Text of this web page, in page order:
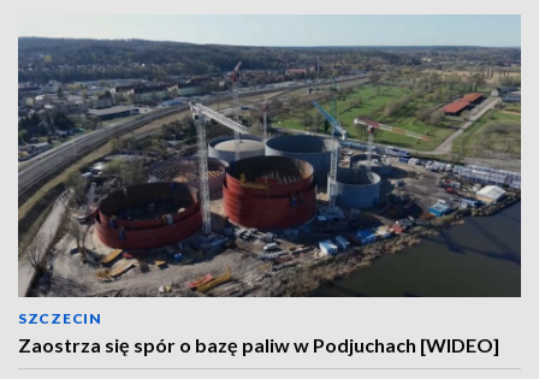
SZCZECIN
Zaostrza się spór o bazę paliw w Podjuchach [WIDEO]